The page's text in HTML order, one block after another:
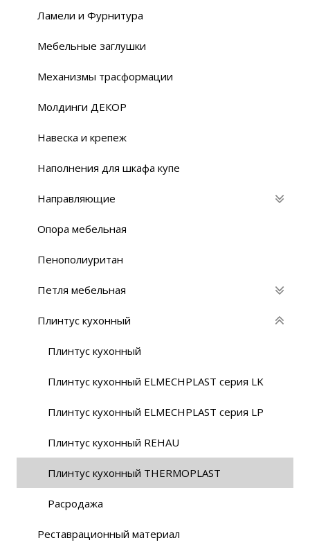
Ламели и Фурнитура
Мебельные заглушки
Механизмы трасформации
Молдинги ДЕКОР
Навеска и крепеж
Наполнения для шкафа купе
Направляющие
Опора мебельная
Пенополиуритан
Петля мебельная
Плинтус кухонный
Плинтус кухонный
Плинтус кухонный ELMECHPLAST серия LK
Плинтус кухонный ELMECHPLAST серия LP
Плинтус кухонный REHAU
Плинтус кухонный THERMOPLAST
Расродажа
Реставрационный материaл